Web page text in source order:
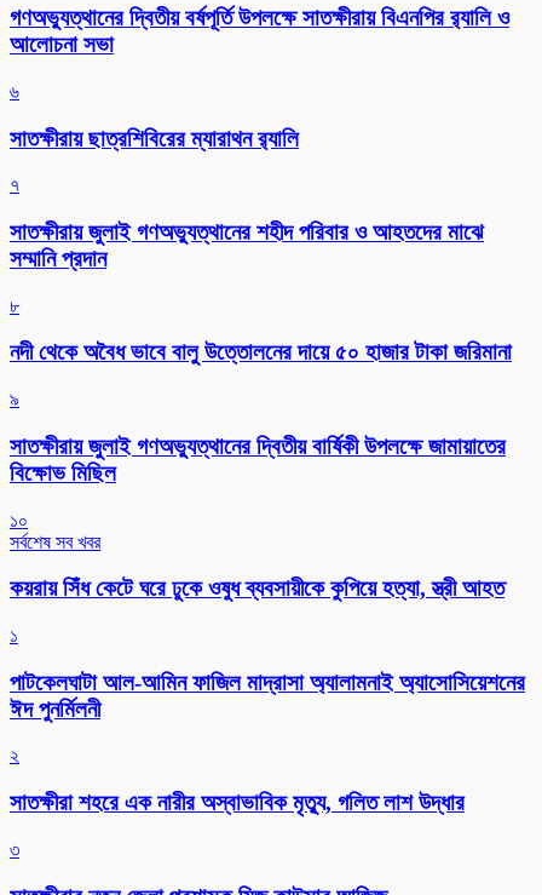
গণঅভ্যুত্থানের দ্বিতীয় বর্ষপূর্তি উপলক্ষে সাতক্ষীরায় বিএনপির র‌্যালি ও
আলোচনা সভা
৬
সাতক্ষীরায় ছাত্রশিবিরের ম্যারাথন র‌্যালি
৭
সাতক্ষীরায় জুলাই গণঅভ্যুত্থানের শহীদ পরিবার ও আহতদের মাঝে
সম্মানি প্রদান
৮
নদী থেকে অবৈধ ভাবে বালু উত্তোলনের দায়ে ৫০ হাজার টাকা জরিমানা
৯
সাতক্ষীরায় জুলাই গণঅভ্যুত্থানের দ্বিতীয় বার্ষিকী উপলক্ষে জামায়াতের
বিক্ষোভ মিছিল
১০
সর্বশেষ সব খবর
কয়রায় সিঁধ কেটে ঘরে ঢুকে ওষুধ ব্যবসায়ীকে কুপিয়ে হত্যা, স্ত্রী আহত
১
পাটকেলঘাটা আল-আমিন ফাজিল মাদ্রাসা অ্যালামনাই অ্যাসোসিয়েশনের
ঈদ পুনর্মিলনী
২
সাতক্ষীরা শহরে এক নারীর অস্বাভাবিক মৃত্যু, গলিত লাশ উদ্ধার
৩